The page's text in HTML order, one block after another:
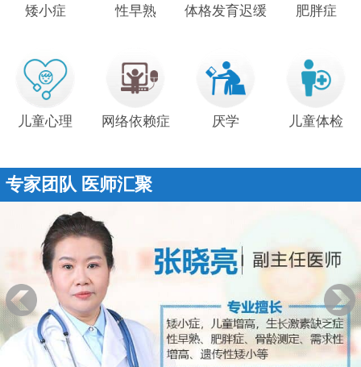
矮小症 性早熟 体格发育迟缓 肥胖症
儿童心理 网络依赖症 厌学 儿童体检
专家团队 医师汇聚